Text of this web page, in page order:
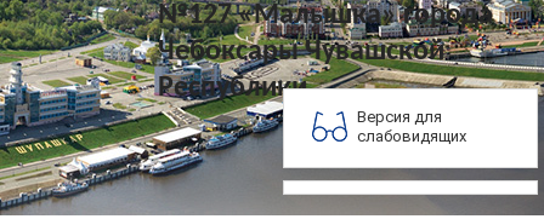
№127 «Малышка» города
Чебоксары Чувашской
Республики
Версия для
слабовидящих